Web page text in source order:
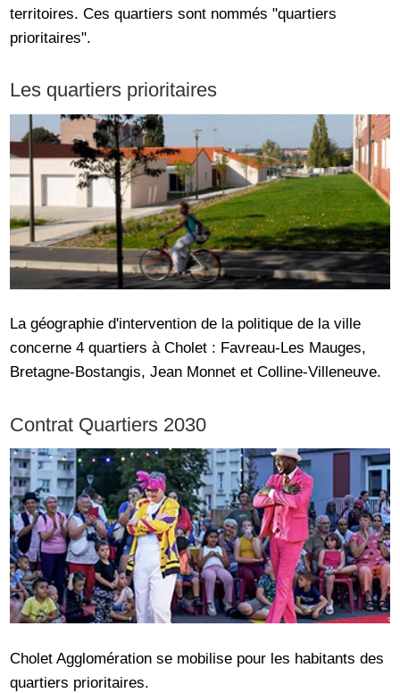
territoires. Ces quartiers sont nommés "quartiers
prioritaires".
Les quartiers prioritaires
La géographie d'intervention de la politique de la ville
concerne 4 quartiers à Cholet : Favreau-Les Mauges,
Bretagne-Bostangis, Jean Monnet et Colline-Villeneuve.
Contrat Quartiers 2030
Cholet Agglomération se mobilise pour les habitants des
quartiers prioritaires.